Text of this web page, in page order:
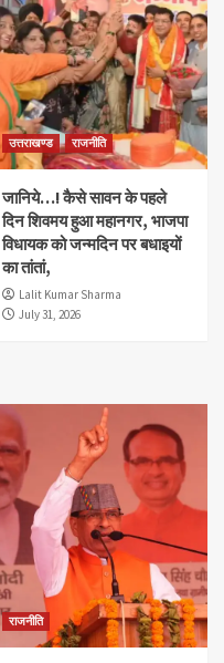
उत्तराखण्ड राजनीति
जानिये…! कैसे सावन के पहले
दिन शिवमय हुआ महानगर, भाजपा
विधायक को जन्मदिन पर बधाइयों
का तांतां,
Lalit Kumar Sharma
July 31, 2026
राजनीति